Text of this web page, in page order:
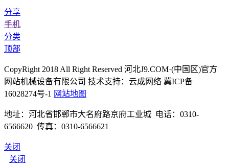
分享
手机
分类
顶部
CopyRight 2018 All Right Reserved 河北J9.COM·(中国区)官方
网站机械设备有限公司 技术支持：云成网络 冀ICP备
16028274号-1 网站地图
地址：河北省邯郸市大名府路京府工业城 电话：0310-
6566620 传真：0310-6566621
关闭
关闭